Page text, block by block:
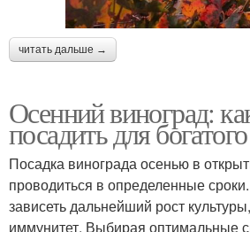
читать дальше →
Осенний виноград:
посадить для
Посадка винограда осенью в
проводиться в определенные сроки.
зависеть дальнейший рост
иммунитет. Выбирая оптимальные